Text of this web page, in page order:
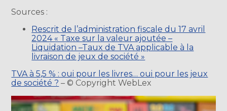
Sources :
Rescrit de l’administration fiscale du 17 avril
2024 « Taxe sur la valeur ajoutée –
Liquidation –Taux de TVA applicable à la
livraison de jeux de société »
TVA à 5,5 % : oui pour les livres… oui pour les jeux
de société ? – © Copyright WebLex